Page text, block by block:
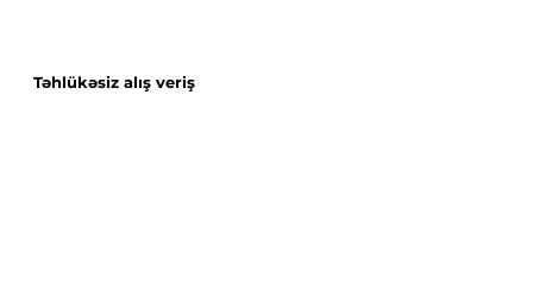
Təhlükəsiz alış veriş